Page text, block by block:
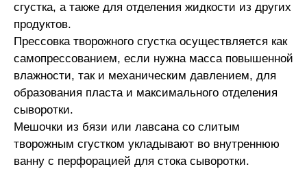
сгустка, а также для отделения жидкости из других
продуктов.
Прессовка творожного сгустка осуществляется как
самопрессованием, если нужна масса повышенной
влажности, так и механическим давлением, для
образования пласта и максимального отделения
сыворотки.
Мешочки из бязи или лавсана со слитым
творожным сгустком укладывают во внутреннюю
ванну с перфорацией для стока сыворотки.